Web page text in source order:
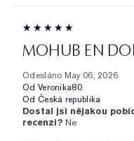
MOHUB EN
Odesláno May 06, 2026
Od Veronika80
Od Česká republika
Dostal jsi nějakou
recenzi? Ne